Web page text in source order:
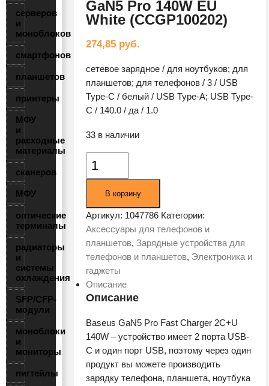
серверов
и
моноблоков
смартфонов
планшетов
принтеры
МФУ
и
расходные
материалы
сканеров
МФУ
оптические
терминалы
радиаторы
и
системы
охлаждения
SFP/CFP-
модули
моноблоки
и
мониторы
пигтейлы
GaN5 Pro 140W EU
White (CCGP100202)
274,85 руб.
сетевое зарядное / для ноутбуков; для
планшетов; для телефонов / 3 / USB
Type-C / белый / USB Type-A; USB Type-
C / 140.0 / да / 1.0
33 в наличии
Количество
товара
зарядное
устройство
Baseus
GaN5
Pro
140W
EU
White
В корзину
Артикул: 1047786 Категории:
Аксессуары для телефонов и
планшетов,Зарядные устройства для
телефонов и планшетов, Электроника и
гаджеты
Описание
Описание
Baseus GaN5 Pro Fast Charger 2C+U
140W – устройство имеет 2 порта USB-
C и один порт USB, поэтому через один
продукт вы можете производить
зарядку телефона, планшета, ноутбука